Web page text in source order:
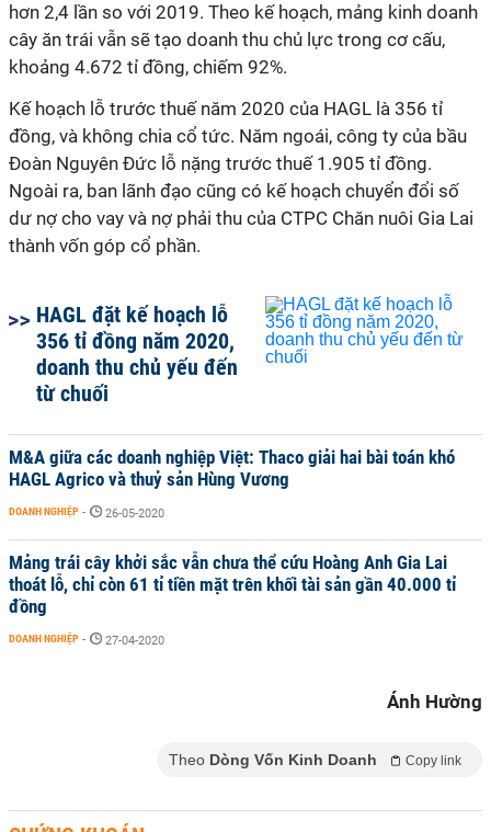
hơn 2,4 lần so với 2019. Theo kế hoạch, mảng kinh doanh
cây ăn trái vẫn sẽ tạo doanh thu chủ lực trong cơ cấu,
khoảng 4.672 tỉ đồng, chiếm 92%.
Kế hoạch lỗ trước thuế năm 2020 của HAGL là 356 tỉ
đồng, và không chia cổ tức. Năm ngoái, công ty của bầu
Đoàn Nguyên Đức lỗ nặng trước thuế 1.905 tỉ đồng.
Ngoài ra, ban lãnh đạo cũng có kế hoạch chuyển đổi số
dư nợ cho vay và nợ phải thu của CTPC Chăn nuôi Gia Lai
thành vốn góp cổ phần.
HAGL đặt kế hoạch lỗ
356 tỉ đồng năm 2020,
doanh thu chủ yếu đến
từ chuối
M&A giữa các doanh nghiệp Việt: Thaco giải hai bài toán khó
HAGL Agrico và thuỷ sản Hùng Vương
DOANH NGHIỆP - 26-05-2020
Mảng trái cây khởi sắc vẫn chưa thể cứu Hoàng Anh Gia Lai
thoát lỗ, chỉ còn 61 tỉ tiền mặt trên khối tài sản gần 40.000 tỉ
đồng
DOANH NGHIỆP - 27-04-2020
Ánh Hường
Theo Dòng Vốn Kinh Doanh Copy link